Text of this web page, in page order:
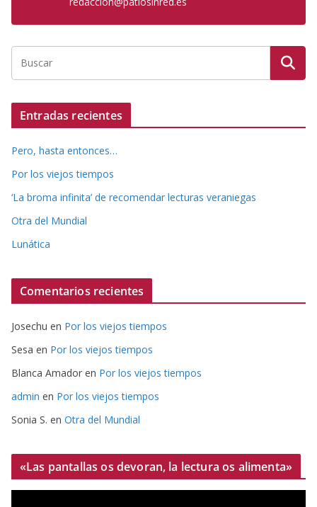
Entradas recientes
Pero, hasta entonces…
Por los viejos tiempos
‘La broma infinita’ de recomendar lecturas veraniegas
Otra del Mundial
Lunática
Comentarios recientes
Josechu en Por los viejos tiempos
Sesa en Por los viejos tiempos
Blanca Amador en Por los viejos tiempos
admin en Por los viejos tiempos
Sonia S. en Otra del Mundial
«Las pantallas os devoran, la lectura os alimenta»